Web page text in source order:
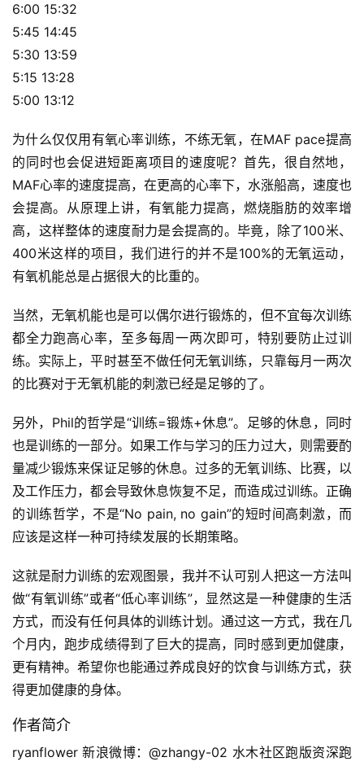
6:00 15:32
5:45 14:45
5:30 13:59
5:15 13:28
5:00 13:12
为什么仅仅用有氧心率训练，不练无氧，在MAF pace提高
的同时也会促进短距离项目的速度呢？首先，很自然地，
MAF心率的速度提高，在更高的心率下，水涨船高，速度也
会提高。从原理上讲，有氧能力提高，燃烧脂肪的效率增
高，这样整体的速度耐力是会提高的。毕竟，除了100米、
400米这样的项目，我们进行的并不是100%的无氧运动，
有氧机能总是占据很大的比重的。
当然，无氧机能也是可以偶尔进行锻炼的，但不宜每次训练
都全力跑高心率，至多每周一两次即可，特别要防止过训
练。实际上，平时甚至不做任何无氧训练，只靠每月一两次
的比赛对于无氧机能的刺激已经是足够的了。
另外，Phil的哲学是“训练=锻炼+休息”。足够的休息，同时
也是训练的一部分。如果工作与学习的压力过大，则需要酌
量减少锻炼来保证足够的休息。过多的无氧训练、比赛，以
及工作压力，都会导致休息恢复不足，而造成过训练。正确
的训练哲学，不是“No pain, no gain”的短时间高刺激，而
应该是这样一种可持续发展的长期策略。
这就是耐力训练的宏观图景，我并不认可别人把这一方法叫
做“有氧训练”或者“低心率训练”，显然这是一种健康的生活
方式，而没有任何具体的训练计划。通过这一方式，我在几
个月内，跑步成绩得到了巨大的提高，同时感到更加健康，
更有精神。希望你也能通过养成良好的饮食与训练方式，获
得更加健康的身体。
作者简介
ryanflower 新浪微博：@zhangy-02 水木社区跑版资深跑